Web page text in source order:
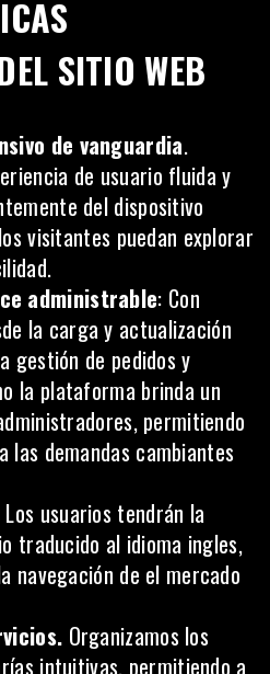
SITIO WEB
de vanguardia.
de usuario fluida y
del dispositivo
visitantes puedan explorar
administrable: Con
la carga y actualización
gestión de pedidos y
la plataforma brinda un
permitiendo
las demandas cambiantes
Los usuarios tendrán la
traducido al idioma ingles,
navegación de el mercado
Organizamos los
intuitivas, permitiendo a